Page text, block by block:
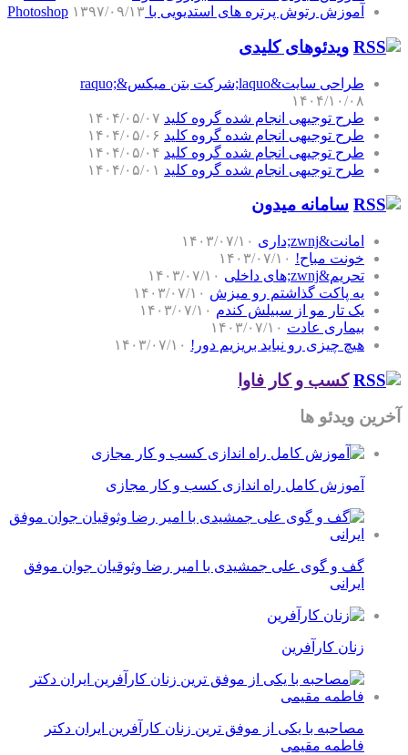
آموزش رتوش پرتره های استدیویی با Photoshop ۱۳۹۷/۰۹/۱۳
ویدئوهای کلیدی
طراحی سایت&laquo;شرکت بتن میکس&raquo;
۱۴۰۴/۱۰/۰۸
طرح توجیهی انجام شده گروه کلید ۱۴۰۴/۰۵/۰۷
طرح توجیهی انجام شده گروه کلید ۱۴۰۴/۰۵/۰۶
طرح توجیهی انجام شده گروه کلید ۱۴۰۴/۰۵/۰۴
طرح توجیهی انجام شده گروه کلید ۱۴۰۴/۰۵/۰۱
سامانه میدون
امانت&zwnj;داری
۱۴۰۳/۰۷/۱۰
خونت مباح! ۱۴۰۳/۰۷/۱۰
تحریم&zwnj;های داخلی
۱۴۰۳/۰۷/۱۰
یه پاکت گذاشتم رو میزش ۱۴۰۳/۰۷/۱۰
یک تار مو از سبیلش کندم ۱۴۰۳/۰۷/۱۰
بیماری عادت ۱۴۰۳/۰۷/۱۰
هیچ چیزی رو نباید بریزیم دور! ۱۴۰۳/۰۷/۱۰
کسب و کار فاوا
آخرین ویدئو ها
آموزش کامل راه اندازی کسب و کار مجازی
گف و گوی علی جمشیدی با امیر رضا وثوقیان جوان موفق
ایرانی
زنان کارآفرین
مصاحبه با یکی از موفق ترین زنان کارآفرین ایران دکتر
فاطمه مقیمی